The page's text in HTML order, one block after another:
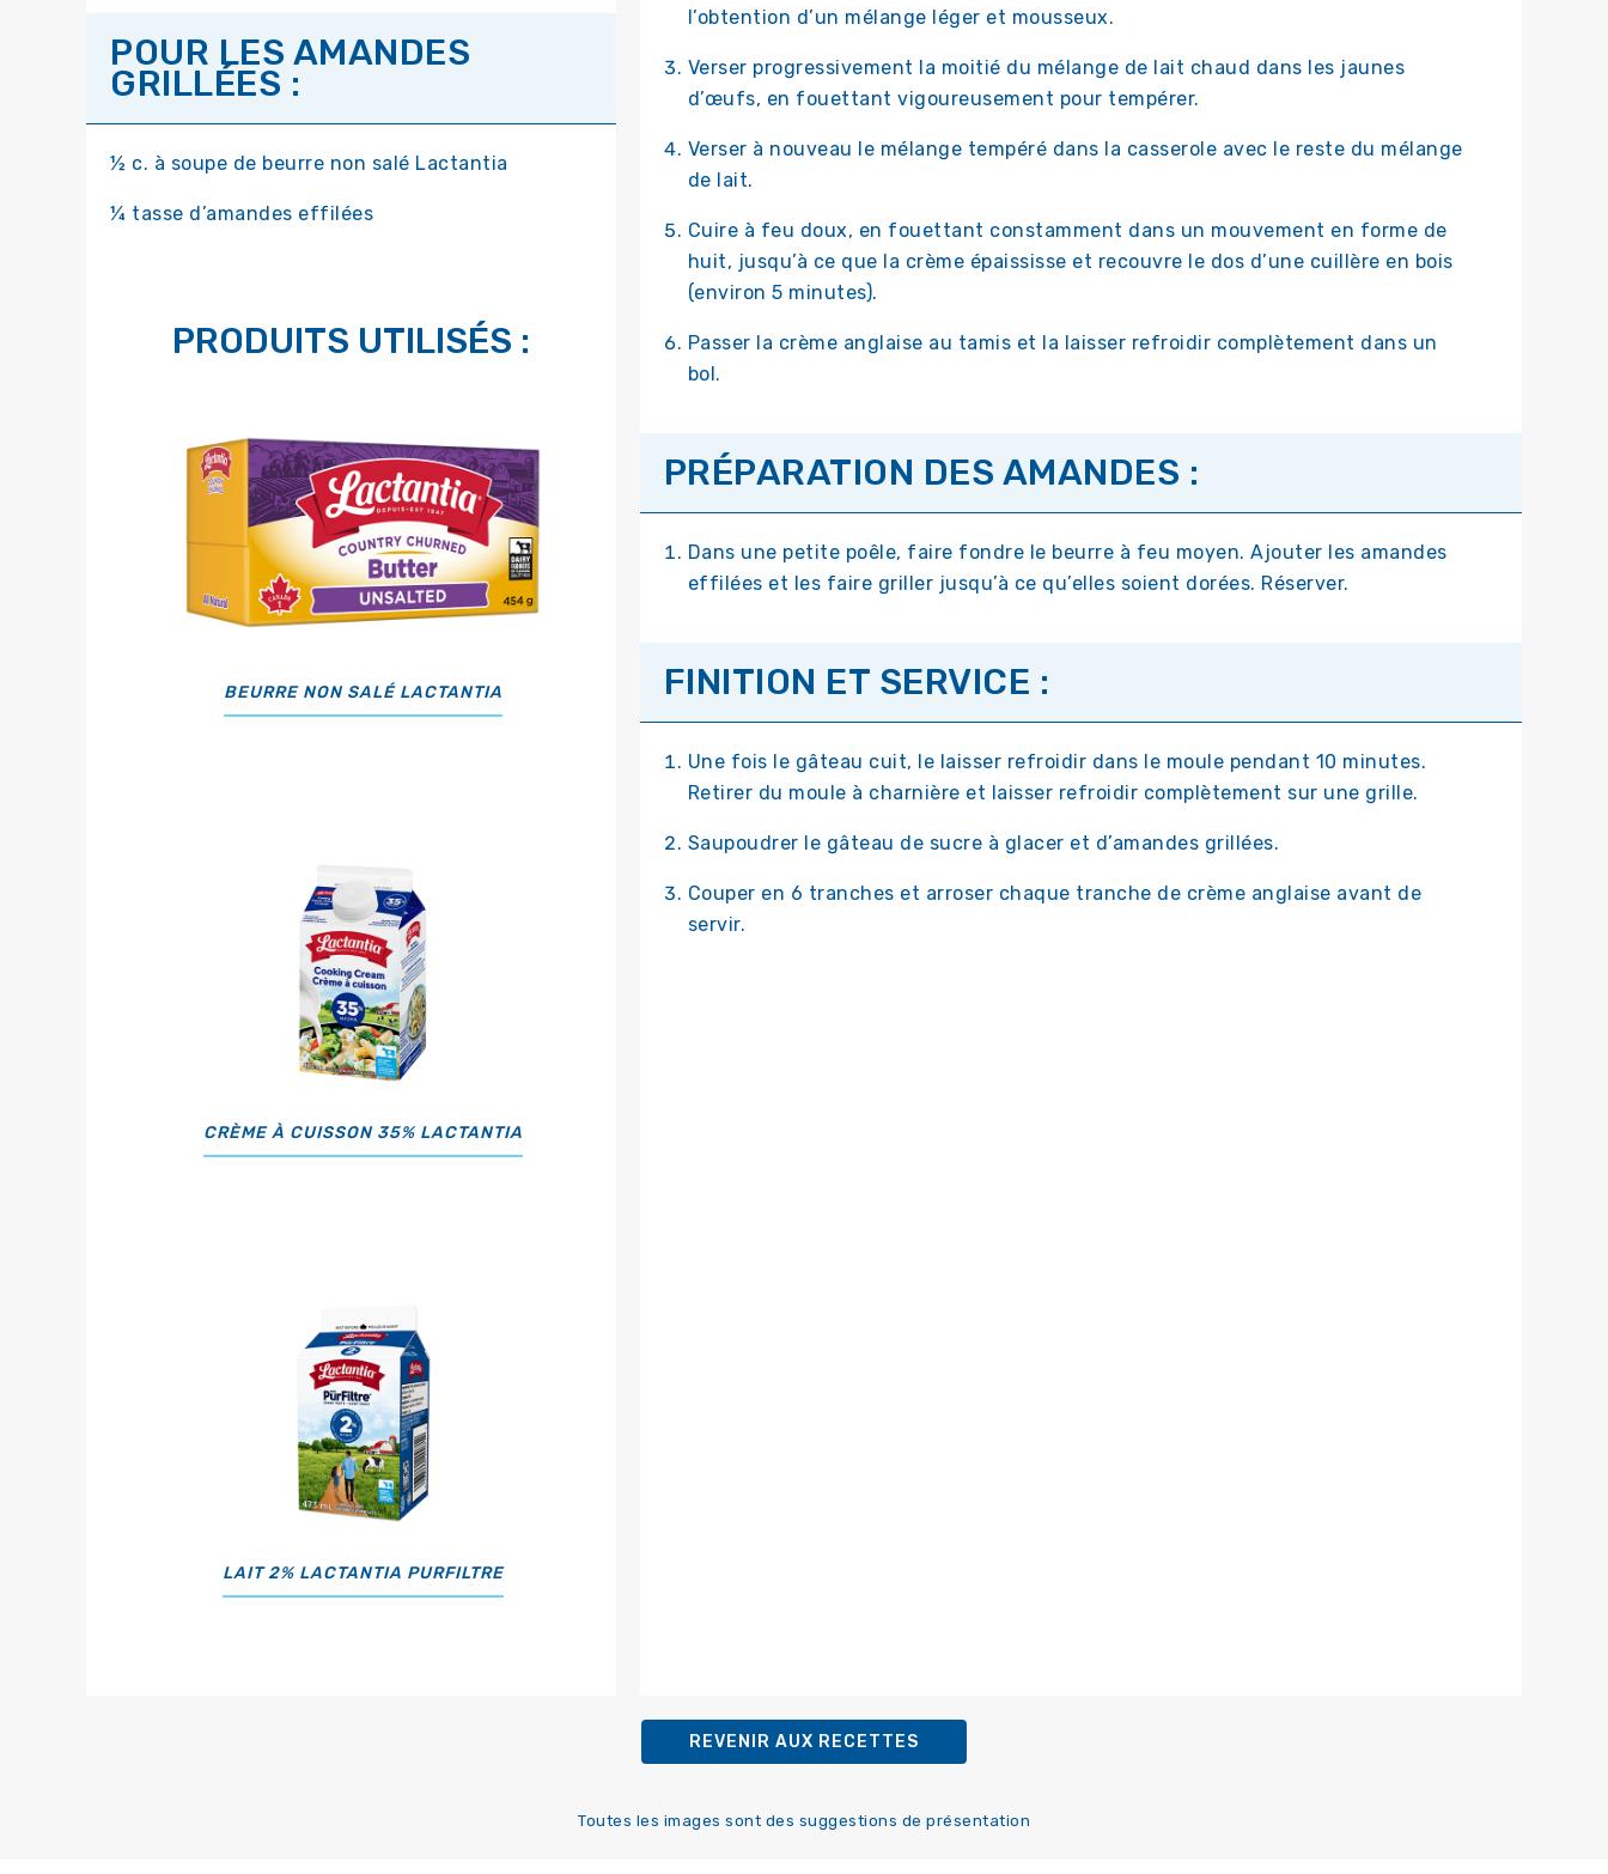
POUR LES AMANDES
GRILLÉES :
½ c. à soupe de beurre non salé Lactantia
¼ tasse d’amandes effilées
PRODUITS UTILISÉS :
BEURRE NON SALÉ LACTANTIA
CRÈME À CUISSON 35% LACTANTIA
LAIT 2% LACTANTIA PURFILTRE
l’obtention d’un mélange léger et mousseux.
Verser progressivement la moitié du mélange de lait chaud dans les jaunes
d’œufs, en fouettant vigoureusement pour tempérer.
Verser à nouveau le mélange tempéré dans la casserole avec le reste du mélange
de lait.
Cuire à feu doux, en fouettant constamment dans un mouvement en forme de
huit, jusqu’à ce que la crème épaississe et recouvre le dos d’une cuillère en bois
(environ 5 minutes).
Passer la crème anglaise au tamis et la laisser refroidir complètement dans un
bol.
PRÉPARATION DES AMANDES :
Dans une petite poêle, faire fondre le beurre à feu moyen. Ajouter les amandes
effilées et les faire griller jusqu’à ce qu’elles soient dorées. Réserver.
FINITION ET SERVICE :
Une fois le gâteau cuit, le laisser refroidir dans le moule pendant 10 minutes.
Retirer du moule à charnière et laisser refroidir complètement sur une grille.
Saupoudrer le gâteau de sucre à glacer et d’amandes grillées.
Couper en 6 tranches et arroser chaque tranche de crème anglaise avant de
servir.
REVENIR AUX RECETTES
Toutes les images sont des suggestions de présentation